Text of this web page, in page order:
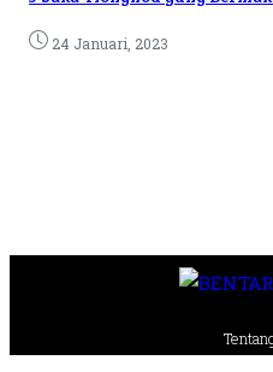
24 Januari, 2023